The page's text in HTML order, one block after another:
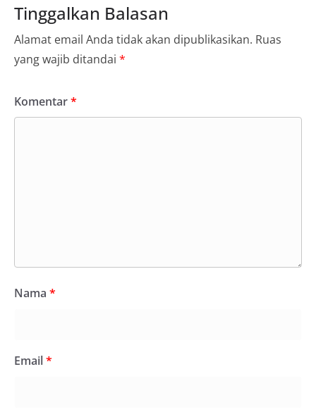
Tinggalkan Balasan
Alamat email Anda tidak akan dipublikasikan. Ruas
yang wajib ditandai *
Komentar*
Nama *
Email*